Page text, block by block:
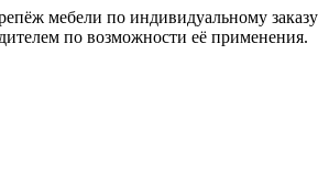
мебели по индивидуальному заказу
по возможности её применения.